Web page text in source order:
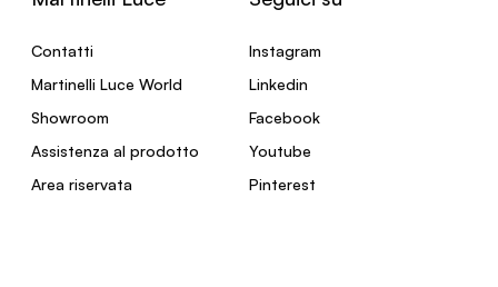
Contatti
Martinelli Luce World
Showroom
Assistenza al prodotto
Area riservata
Instagram
Linkedin
Facebook
Youtube
Pinterest